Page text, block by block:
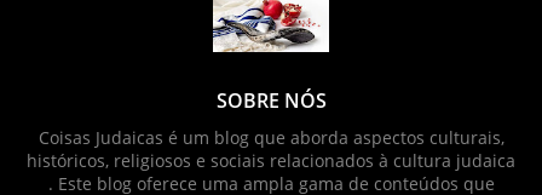
SOBRE NÓS
Coisas Judaicas é um blog que aborda aspectos culturais,
históricos, religiosos e sociais relacionados à cultura judaica
. Este blog oferece uma ampla gama de conteúdos que